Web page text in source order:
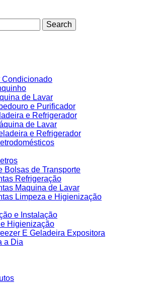
Search
Condicionado
de Lavar
e Purificador
e Refrigerador
de Lavar
e Refrigerador
Bolsas de Transporte
Refrigeração
Maquina de Lavar
Limpeza e Higienização
e Instalação
Higienização
E Geladeira Expositora
a Dia